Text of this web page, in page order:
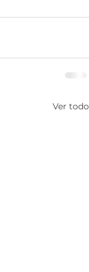
Ver todo